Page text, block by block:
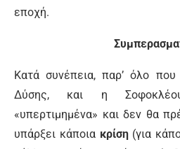
εποχή.
Κατά συνέπεια, παρ’ όλο που
Δύσης, και η
«υπερτιμημένα» και δεν θα
υπάρξει κάποια κρίση(για